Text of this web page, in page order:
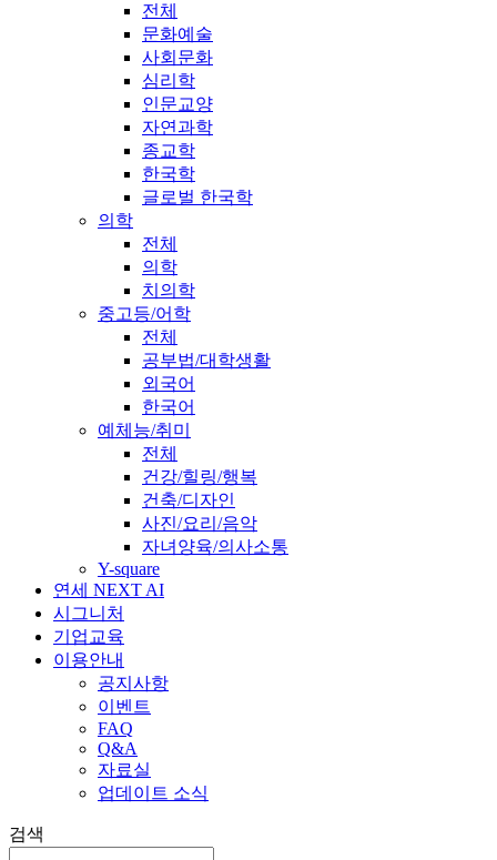
전체
문화예술
사회문화
심리학
인문교양
자연과학
종교학
한국학
글로벌 한국학
의학
전체
의학
치의학
중고등/어학
전체
공부법/대학생활
외국어
한국어
예체능/취미
전체
건강/힐링/행복
건축/디자인
사진/요리/음악
자녀양육/의사소통
Y-square
연세 NEXT AI
시그니처
기업교육
이용안내
공지사항
이벤트
FAQ
Q&A
자료실
업데이트 소식
검색